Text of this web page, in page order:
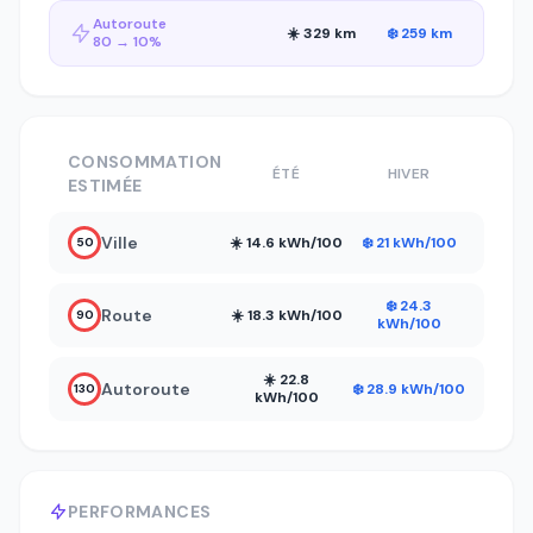
Autoroute
80 → 10%
☀️ 329 km ❄️ 259 km
PERFORMANCES
CONSOMMATION
ESTIMÉE
ÉTÉ HIVER
50 Ville ☀️ 14.6 kWh/100 ❄️ 21 kWh/100
90 Route ☀️ 18.3 kWh/100
❄️ 24.3
kWh/100
130 Autoroute
☀️ 22.8
kWh/100
❄️ 28.9 kWh/100